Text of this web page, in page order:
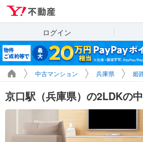
ログイン
中古マンション 兵庫県 姫
京口駅（兵庫県）の2LDKの